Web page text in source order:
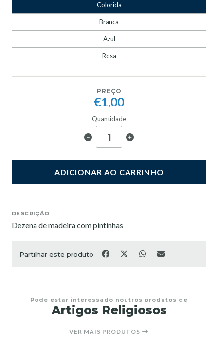
Colorida
Branca
Azul
Rosa
PREÇO
€1,00
Quantidade
ADICIONAR AO CARRINHO
DESCRIÇÃO
Dezena de madeira com pintinhas
Partilhar este produto
Pode estar interessado noutros produtos de
Artigos Religiosos
VER MAIS PRODUTOS